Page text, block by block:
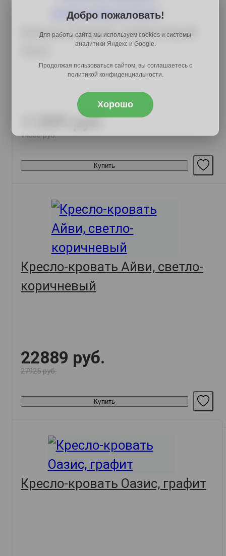
Кресло Саммер, коричневый
11889 руб.
14386 руб.
Купить
Кресло-кровать Айви, светло-
коричневый
22889 руб.
27925 руб.
Купить
Кресло-кровать Оазис, графит
Добро пожаловать!
Для работы сайта мы используем cookies и системы
аналитики Яндекс и Google.
Продолжая пользоваться сайтом, вы соглашаетесь с
политикой конфиденциальности.
Хорошо